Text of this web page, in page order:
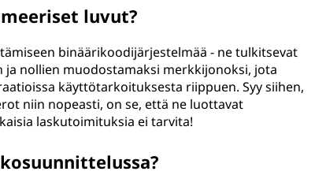
luvut?
binäärikoodijärjestelmää - ne tulkitsevat
nollien muodostamaksi merkkijonoksi, jota
käyttötarkoituksesta riippuen. Syy siihen,
niin nopeasti, on se, että ne luottavat
laskutoimituksia ei tarvita!